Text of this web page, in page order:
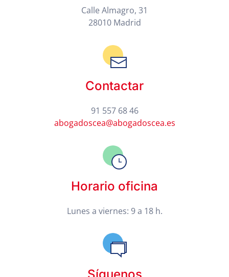
Calle Almagro, 31
28010 Madrid
Contactar
91 557 68 46
abogadoscea@abogadoscea.es
Horario oficina
Lunes a viernes: 9 a 18 h.